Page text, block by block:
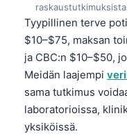
Tyypillinen terve
$10–$75, maksan
ja CBC:n $10–$50,
Meidän laajempi
sama tutkimus
laboratorioissa,
yksiköissä.